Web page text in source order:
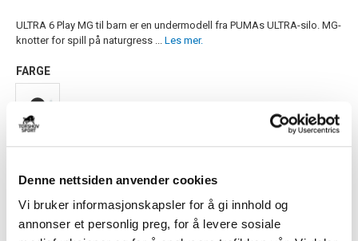
Denne nettsiden anvender cookies
Vi bruker informasjonskapsler for å gi innhold og
annonser et personlig preg, for å levere sosiale
ULTRA 6 Play MG til barn er en undermodell fra PUMAs ULTRA-silo. MG-
knotter for spill på naturgress ... Les mer.
FARGE
Størrelsesguide
VELGSTØRRELSE
Navn